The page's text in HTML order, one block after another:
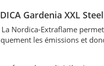
Gardenia XXL
Nordica-Extraflame
les émissions et